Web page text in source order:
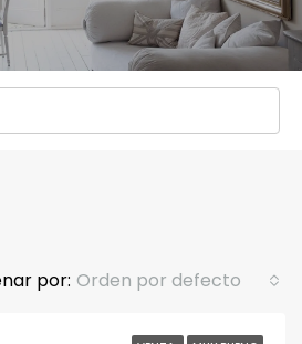
por: Orden por defecto